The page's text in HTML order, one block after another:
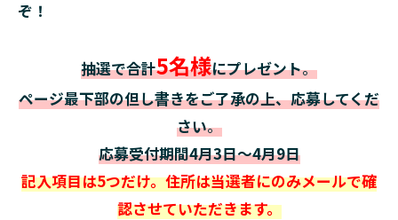
ぞ！
抽選で合計5名様にプレゼント。
ページ最下部の但し書きをご了承の上、応募してくだ
さい。
応募受付期間4月3日〜4月9日
記入項目は5つだけ。住所は当選者にのみメールで確
認させていただきます。